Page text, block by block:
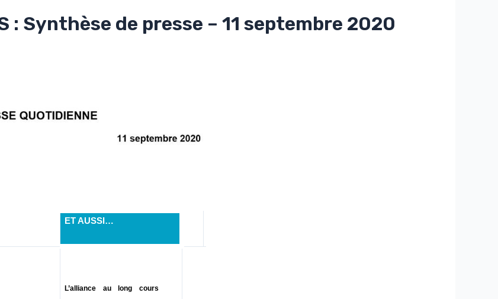
: Synthèse de presse – 11 septembre 2020
ET AUSSI…
L’alliance au long cours